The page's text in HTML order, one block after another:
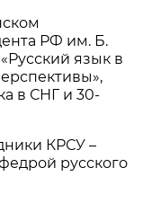
РФ им. Б.
язык в
в СНГ и 30-
КРСУ –
русского